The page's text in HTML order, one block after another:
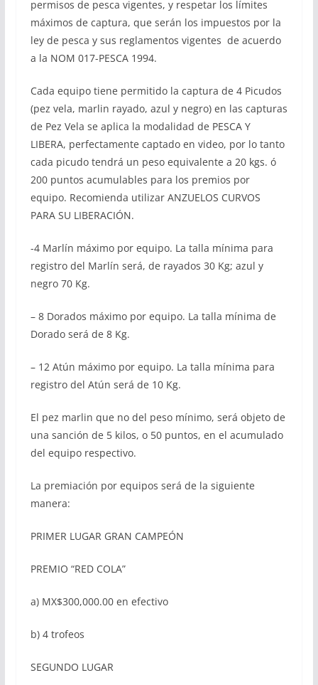
permisos de pesca vigentes, y respetar los límites
máximos de captura, que serán los impuestos por la
ley de pesca y sus reglamentos vigentes de acuerdo
a la NOM 017-PESCA 1994.
Cada equipo tiene permitido la captura de 4 Picudos
(pez vela, marlin rayado, azul y negro) en las capturas
de Pez Vela se aplica la modalidad de PESCA Y
LIBERA, perfectamente captado en video, por lo tanto
cada picudo tendrá un peso equivalente a 20 kgs. ó
200 puntos acumulables para los premios por
equipo. Recomienda utilizar ANZUELOS CURVOS
PARA SU LIBERACIÓN.
-4 Marlín máximo por equipo. La talla mínima para
registro del Marlín será, de rayados 30 Kg; azul y
negro 70 Kg.
– 8 Dorados máximo por equipo. La talla mínima de
Dorado será de 8 Kg.
– 12 Atún máximo por equipo. La talla mínima para
registro del Atún será de 10 Kg.
El pez marlin que no del peso mínimo, será objeto de
una sanción de 5 kilos, o 50 puntos, en el acumulado
del equipo respectivo.
La premiación por equipos será de la siguiente
manera:
PRIMER LUGAR GRAN CAMPEÓN
PREMIO “RED COLA”
a) MX$300,000.00 en efectivo
b) 4 trofeos
SEGUNDO LUGAR